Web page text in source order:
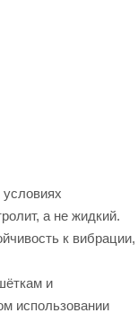
а не жидкий.
к вибрации,
и
использовании